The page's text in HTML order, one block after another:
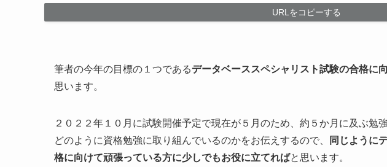
URLをコピーする
筆者の今年の目標の１つであるデータベーススペシャリスト試験の合格に
思います。
２０２２年１０月に試験開催予定で現在が５月のため、約５か月に及ぶ勉
どのように資格勉強に取り組んでいるのかをお伝えするので、
同じように
格に向けて頑張っている方に少しでもお役に立てればと思います。